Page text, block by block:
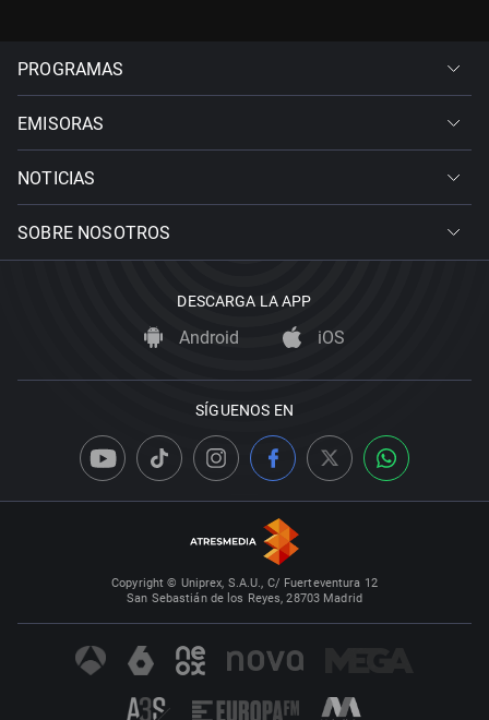
PROGRAMAS
EMISORAS
NOTICIAS
SOBRE NOSOTROS
DESCARGA LA APP
Android iOS
SÍGUENOS EN
Copyright © Uniprex, S.A.U., C/ Fuerteventura 12
San Sebastián de los Reyes, 28703 Madrid